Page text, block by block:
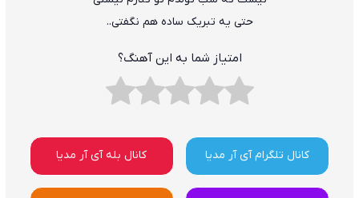
حتی یه تبریک ساده هم نگفتی..
امتیاز شما به این آهنگ؟
کانال تلگرام آی آر مدیا کانال بله آی آر مدیا